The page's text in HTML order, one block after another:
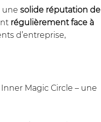
une solide réputation de
régulièrement face à
d’entreprise,
Magic Circle – une